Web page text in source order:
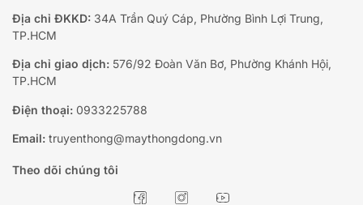
Địa chỉ ĐKKD: 34A Trần Quý Cáp, Phường Bình Lợi Trung,
TP.HCM
Địa chỉ giao dịch: 576/92 Đoàn Văn Bơ, Phường Khánh Hội,
TP.HCM
Điện thoại: 0933225788
Email: truyenthong@maythongdong.vn
Theo dõi chúng tôi